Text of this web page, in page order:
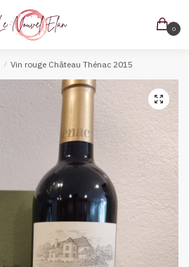
0
/ Vin rouge Château Thénac 2015
🔍